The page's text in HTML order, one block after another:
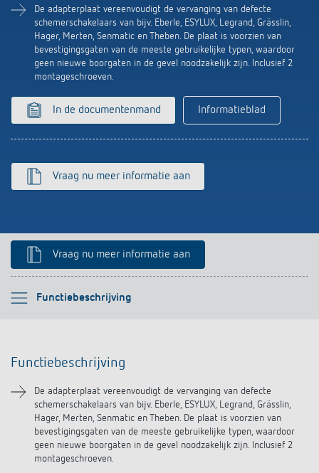
Klimaatregeling
Referenties
Apps van Theben
voordelig schakelen
LUXORliving partners
Milieu
Design
Geschiedenis
Verkoop-in-Nederland
Verkoop in Belgie
De adapterplaat vereenvoudigt de vervanging van defecte
schemerschakelaars van bijv. Eberle, ESYLUX, Legrand, Grässlin,
Hager, Merten, Senmatic en Theben. De plaat is voorzien van
bevestigingsgaten van de meeste gebruikelijke typen, waardoor
geen nieuwe boorgaten in de gevel noodzakelijk zijn. Inclusief 2
montageschroeven.
In de documentenmand Informatieblad
Vraag nu meer informatie aan
Vraag nu meer informatie aan
Functiebeschrijving
Selecteer alstublieft
Functiebeschrijving
De adapterplaat vereenvoudigt de vervanging van defecte
schemerschakelaars van bijv. Eberle, ESYLUX, Legrand, Grässlin,
Hager, Merten, Senmatic en Theben. De plaat is voorzien van
bevestigingsgaten van de meeste gebruikelijke typen, waardoor
geen nieuwe boorgaten in de gevel noodzakelijk zijn. Inclusief 2
montageschroeven.